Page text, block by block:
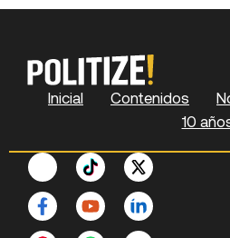
Inicial Contenidos
10
X
-
t
w
i
F
a
c
e
b
Y
o
u
t
u
L
i
n
k
e
P
i
n
t
e
S
p
o
t
i
¿Cómo calificarías tu
Seleccione
una
opción